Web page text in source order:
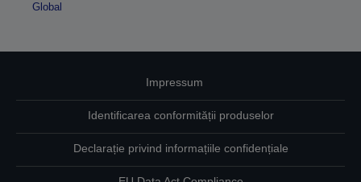
Global
Impressum
Identificarea conformității produselor
Declarație privind informațiile confidențiale